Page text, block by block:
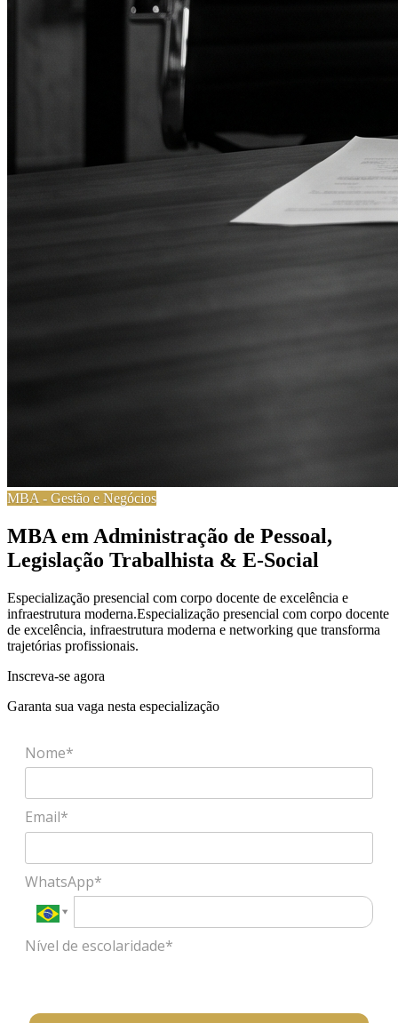
MBA - Gestão e Negócios
MBA em Administração de Pessoal,
Legislação Trabalhista & E-Social
Especialização presencial com corpo docente de excelência e
infraestrutura moderna.Especialização presencial com corpo docente
de excelência, infraestrutura moderna e networking que transforma
trajetórias profissionais.
Inscreva-se agora
Garanta sua vaga nesta especialização
Nome*
Email*
WhatsApp*
Nível de escolaridade*